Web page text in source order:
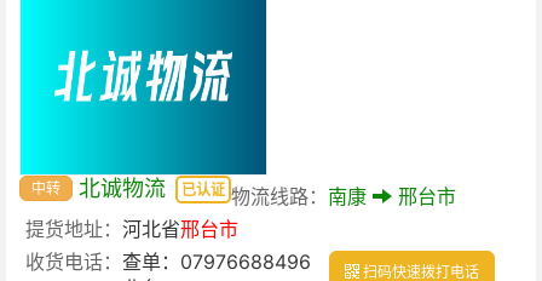
中转 北诚物流 已认证 物流线路： 南康
邢台市
提货地址： 河北省邢台市
收货电话： 查单：07976688496
扫码快速拨打电话